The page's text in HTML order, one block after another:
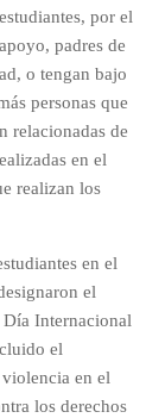
por el
padres de
o tengan bajo
personas que
relacionadas de
en el
realizan los
en el
el
Internacional
el
en el
los derechos